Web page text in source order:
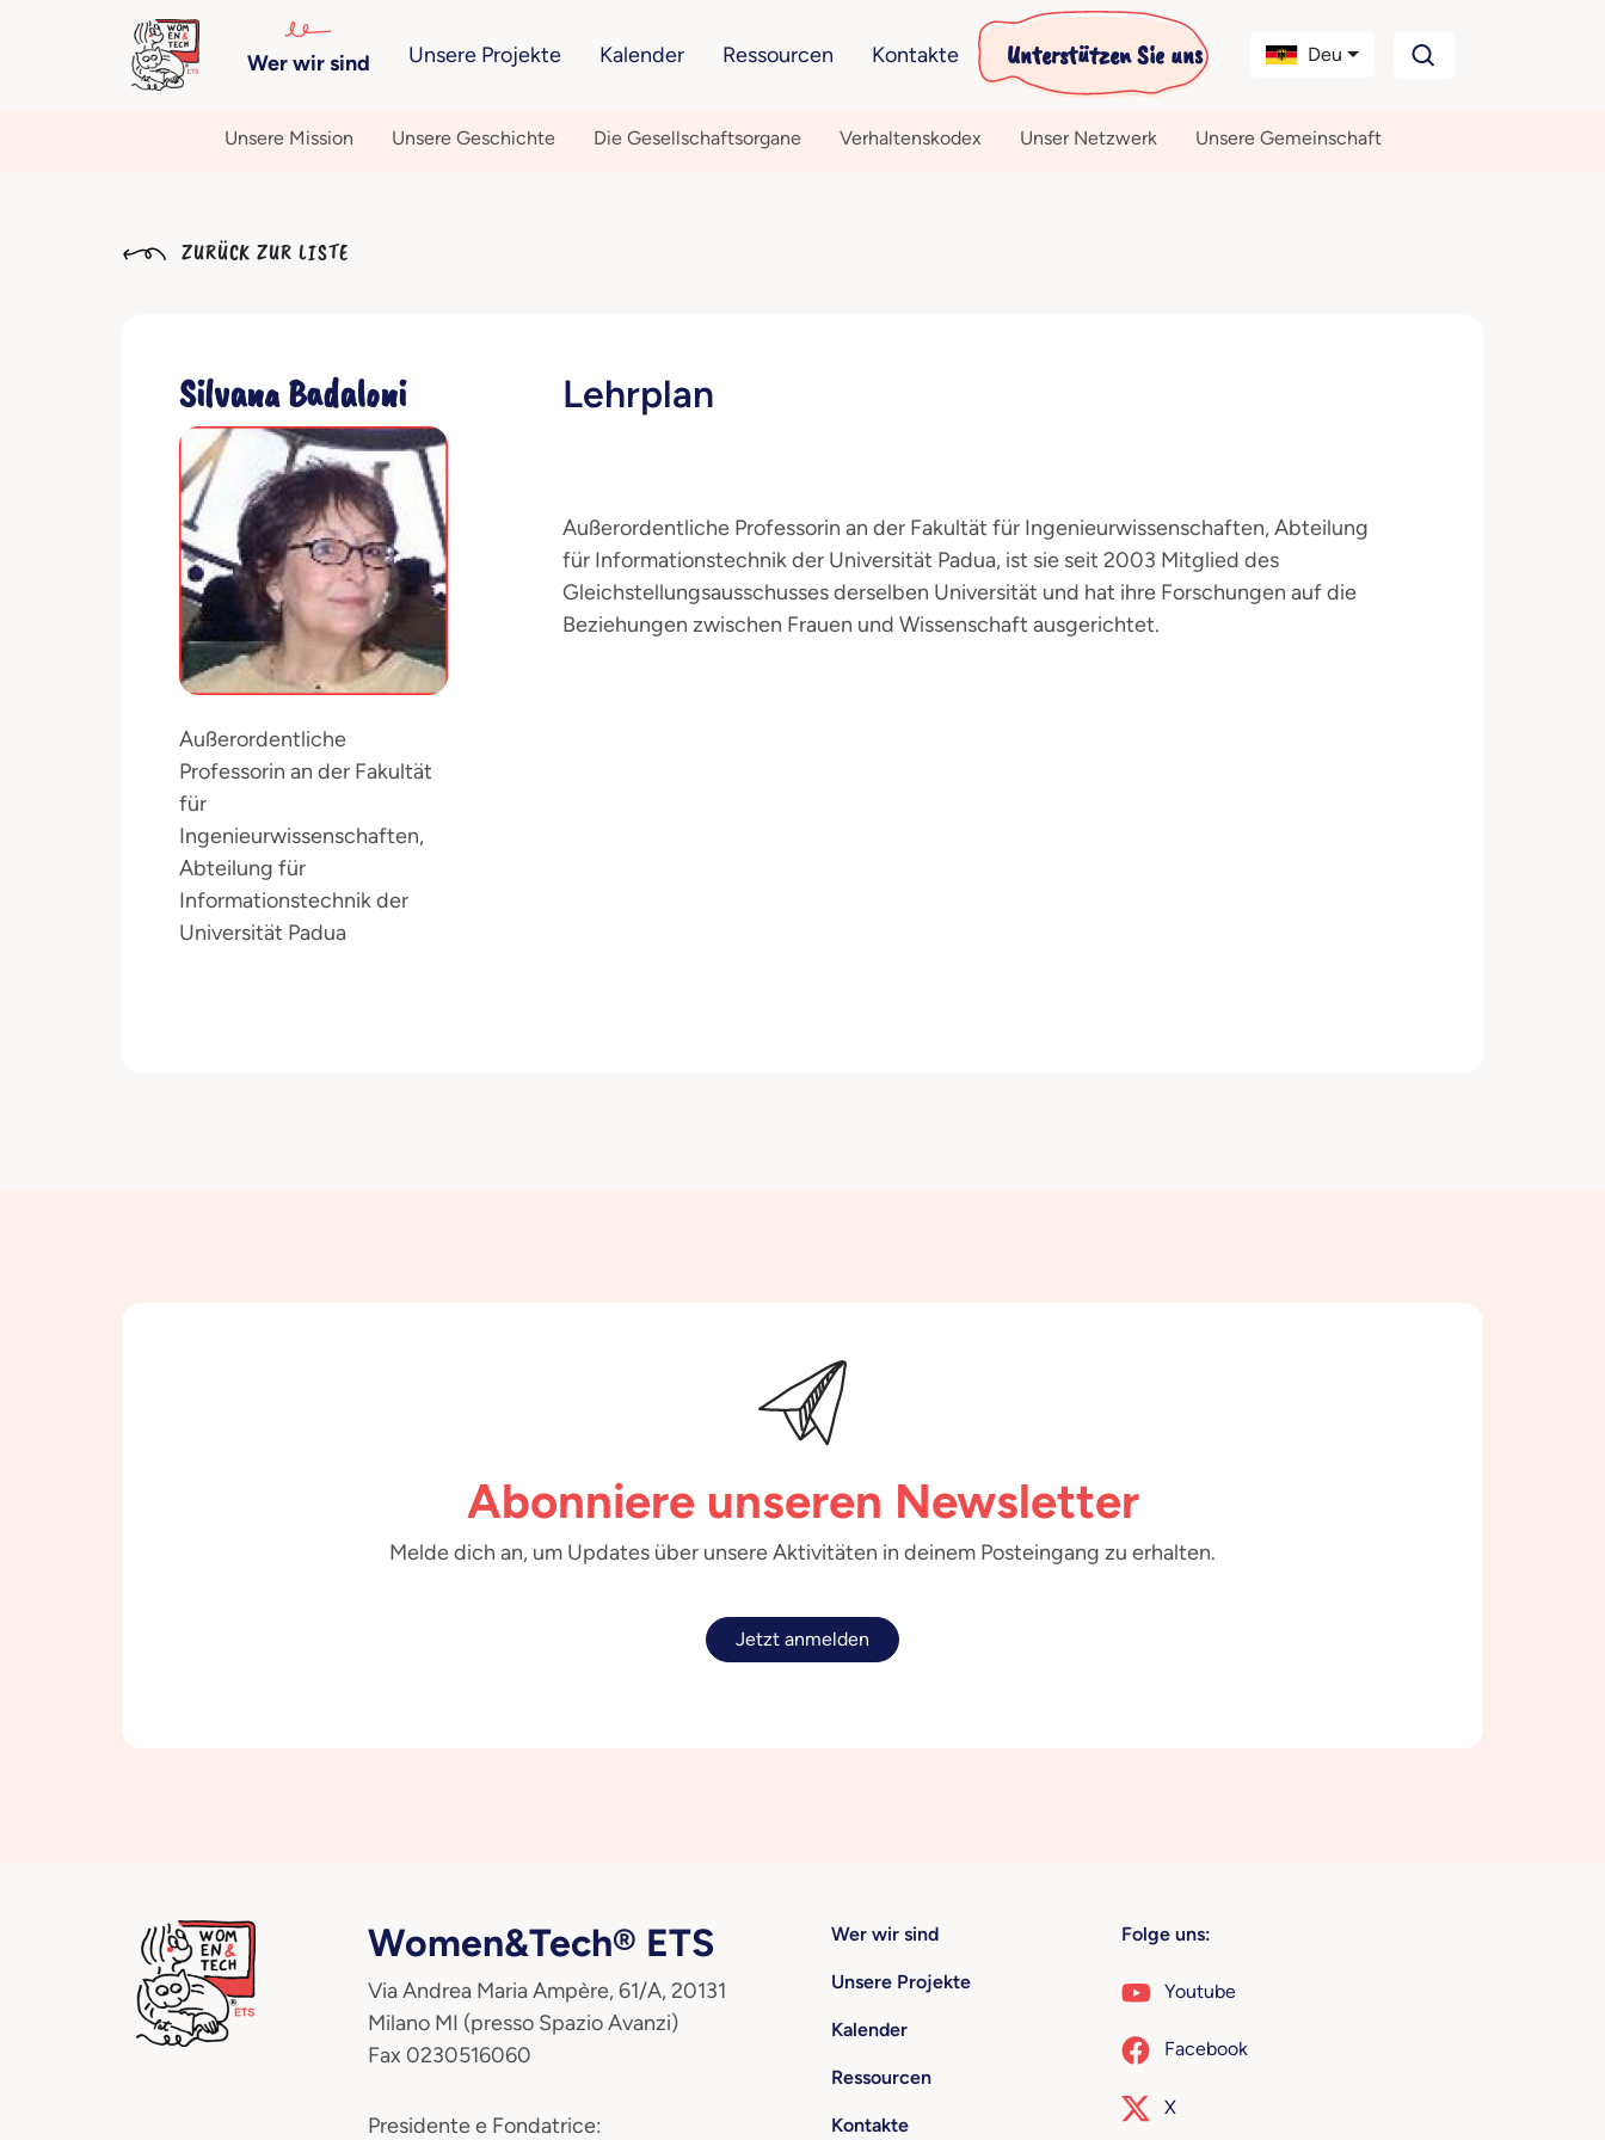
Wer wir sind Unsere Projekte Kalender Ressourcen Kontakte Unterstützen Sie uns Deu
Unsere Mission Unsere Geschichte Die Gesellschaftsorgane Verhaltenskodex Unser Netzwerk Unsere Gemeinschaft
ZURÜCK ZUR LISTE
Silvana Badaloni
Außerordentliche
Professorin an der Fakultät
für
Ingenieurwissenschaften,
Abteilung für
Informationstechnik der
Universität Padua
Lehrplan
Außerordentliche Professorin an der Fakultät für Ingenieurwissenschaften, Abteilung
für Informationstechnik der Universität Padua, ist sie seit 2003 Mitglied des
Gleichstellungsausschusses derselben Universität und hat ihre Forschungen auf die
Beziehungen zwischen Frauen und Wissenschaft ausgerichtet.
Abonniere unseren Newsletter
Melde dich an, um Updates über unsere Aktivitäten in deinem Posteingang zu erhalten.
Jetzt anmelden
Women&Tech® ETS
Via Andrea Maria Ampère, 61/A, 20131
Milano MI (presso Spazio Avanzi)
Fax 0230516060
Presidente e Fondatrice:
Wer wir sind
Unsere Projekte
Kalender
Ressourcen
Kontakte
Folge uns:
Youtube
Facebook
X